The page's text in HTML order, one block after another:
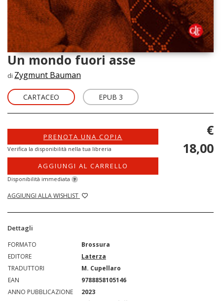
Un mondo fuori asse
di Zygmunt Bauman
CARTACEO EPUB 3
PRENOTA UNA COPIA
Verifica la disponibilità nella tua libreria
AGGIUNGI AL CARRELLO
Disponibilità immediata ?
AGGIUNGI ALLA WISHLIST
€
18,00
Dettagli
FORMATO
Brossura
EDITORE
Laterza
TRADUTTORI
M. Cupellaro
EAN
9788858105146
ANNO PUBBLICAZIONE
2023